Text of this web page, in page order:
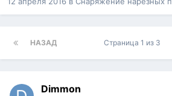
НАЗАД Страница 1 из 3
Dimmon